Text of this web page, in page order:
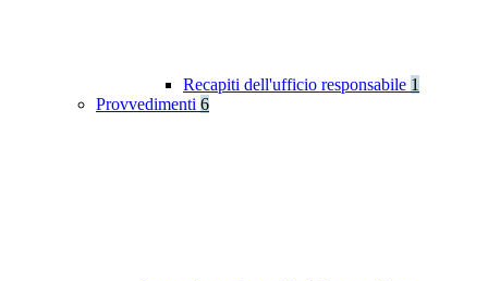
Recapiti dell'ufficio responsabile 1
Provvedimenti 6